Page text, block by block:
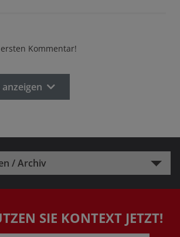
Kommentar!
/ Archiv
SIE KONTEXT JETZT!